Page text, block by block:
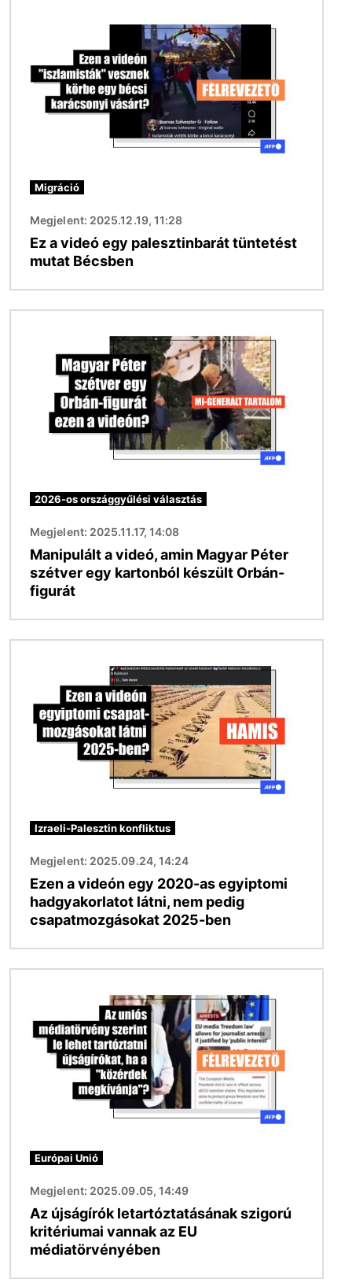
Migráció
Megjelent: 2025.12.19, 11:28
Ez a videó egy palesztinbarát tüntetést
mutat Bécsben
2026-os országgyűlési választás
Megjelent: 2025.11.17, 14:08
Manipulált a videó, amin Magyar Péter
szétver egy kartonból készült Orbán-
figurát
Izraeli-Palesztin konfliktus
Megjelent: 2025.09.24, 14:24
Ezen a videón egy 2020-as egyiptomi
hadgyakorlatot látni, nem pedig
csapatmozgásokat 2025-ben
Európai Unió
Megjelent: 2025.09.05, 14:49
Az újságírók letartóztatásának szigorú
kritériumai vannak az EU
médiatörvényében